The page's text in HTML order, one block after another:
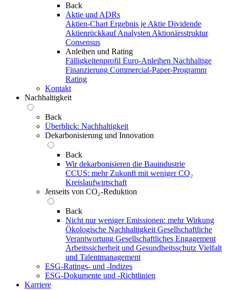
Back
Aktie und ADRs
Aktien-Chart Ergebnis je Aktie Dividende
Aktienrückkauf Analysten Aktionärsstruktur
Consensus
Anleihen und Rating
Fälligkeitenprofil Euro-Anleihen Nachhaltige
Finanzierung Commercial-Paper-Programm
Rating
Kontakt
Nachhaltigkeit
Back
Überblick: Nachhaltigkeit
Dekarbonisierung und Innovation
Back
Wir dekarbonisieren die Bauindustrie
CCUS: mehr Zukunft mit weniger CO₂
Kreislaufwirtschaft
Jenseits von CO₂-Reduktion
Back
Nicht nur weniger Emissionen: mehr Wirkung
Ökologische Nachhaltigkeit Gesellschaftliche
Verantwortung Gesellschaftliches Engagement
Arbeitssicherheit und Gesundheitsschutz Vielfalt
und Talentmanagement
ESG-Ratings- und ‑Indizes
ESG-Dokumente und ‑Richtlinien
Karriere